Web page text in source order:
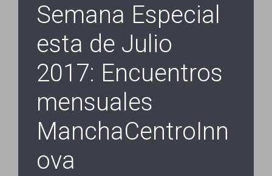
Semana Especial
esta de Julio
2017: Encuentros
mensuales
ManchaCentroInn
ova